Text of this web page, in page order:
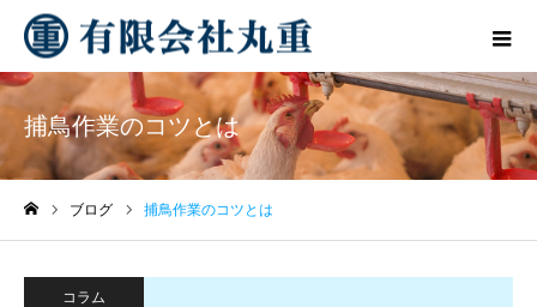
捕鳥作業のコツとは
ブログ 捕鳥作業のコツとは
コラム